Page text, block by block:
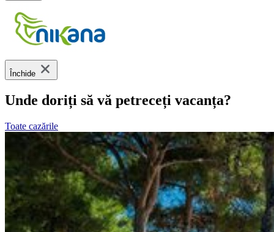
Închide
Unde doriți să vă petreceți vacanța?
Toate cazările